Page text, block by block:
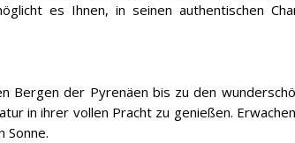
es Ihnen, in seinen authentischen
Bergen der Pyrenäen bis zu den
in ihrer vollen Pracht zu genießen.
Sonne.